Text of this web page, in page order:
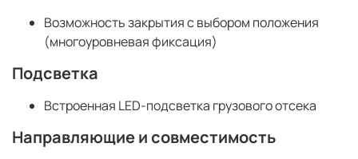
Возможность закрытия с выбором положения
(многоуровневая фиксация)
Подсветка
Встроенная LED-подсветка грузового отсека
Направляющие и совместимость